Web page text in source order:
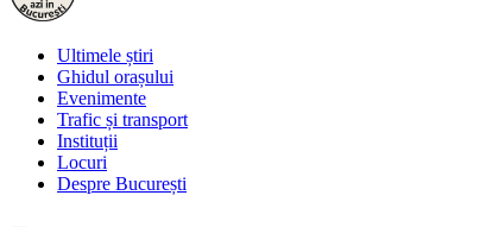
Ultimele știri
Ghidul orașului
Evenimente
Trafic și transport
Instituții
Locuri
Despre București